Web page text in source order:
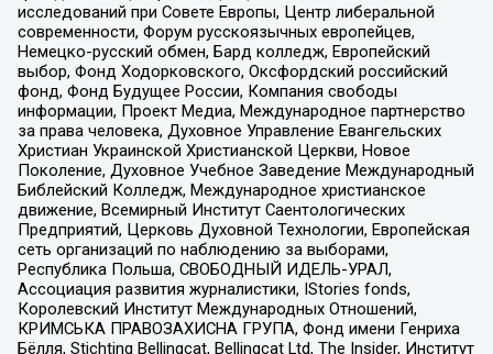
исследований при Совете Европы, Центр либеральной
современности, Форум русскоязычных европейцев,
Немецко-русский обмен, Бард колледж, Европейский
выбор, Фонд Ходорковского, Оксфордский российский
фонд, Фонд Будущее России, Компания свободы
информации, Проект Медиа, Международное партнерство
за права человека, Духовное Управление Евангельских
Христиан Украинской Христианской Церкви, Новое
Поколение, Духовное Учебное Заведение Международный
Библейский Колледж, Международное христианское
движение, Всемирный Институт Саентологических
Предприятий, Церковь Духовной Технологии, Европейская
сеть организаций по наблюдению за выборами,
Республика Польша, СВОБОДНЫЙ ИДЕЛЬ-УРАЛ,
Ассоциация развития журналистики, IStories fonds,
Королевский Институт Международных Отношений,
КРИМСЬКА ПРАВОЗАХИСНА ГРУПА, Фонд имени Генриха
Бёлля, Stichting Bellingcat, Bellingcat Ltd, The Insider, Институт